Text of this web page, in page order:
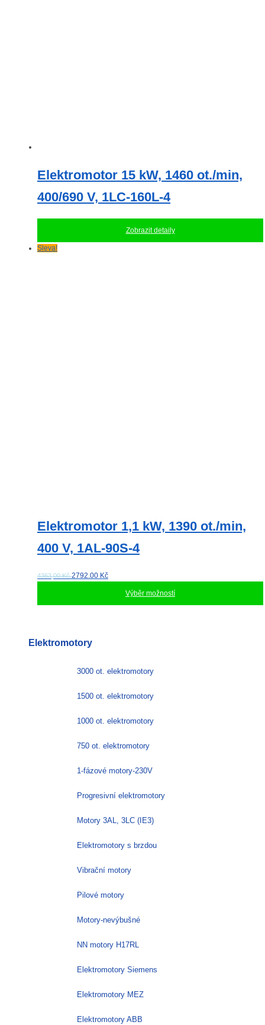
Elektromotor 15 kW, 1460 ot./min,
400/690 V, 1LC-160L-4
Zobrazit detaily
Sleva!
Elektromotor 1,1 kW, 1390 ot./min,
400 V, 1AL-90S-4
4363,00 Kč2792.00 Kč
Výběr možností
více
Elektromotory
3000 ot. elektromotory
1500 ot. elektromotory
1000 ot. elektromotory
750 ot. elektromotory
1-fázové motory-230V
Progresivní elektromotory
Motory 3AL, 3LC (IE3)
Elektromotory s brzdou
Vibrační motory
Pilové motory
Motory-nevýbušné
NN motory H17RL
Elektromotory Siemens
Elektromotory MEZ
Elektromotory ABB